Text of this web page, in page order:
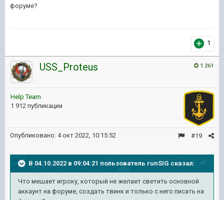
форуме?
1
1 261
USS_Proteus
Help Team
1 912 публикации
#19
Опубликовано: 4 окт 2022, 10:15:52
В 04.10.2022 в 09:04:21 пользователь runSIG сказал:
Что мешает игроку, который не желает светить основной
аккаунт на форуме, создать твинк и только с него писать на